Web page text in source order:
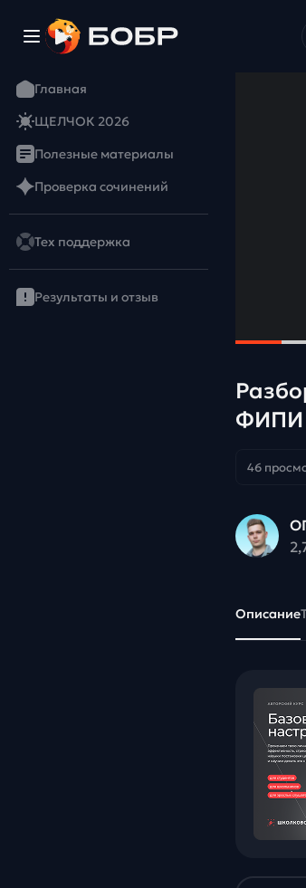
Главная
ЩЕЛЧОК 2026
Полезные материалы
Проверка сочинений
Тех поддержка
Результаты и отзыв
ФИПИ
46
Описание